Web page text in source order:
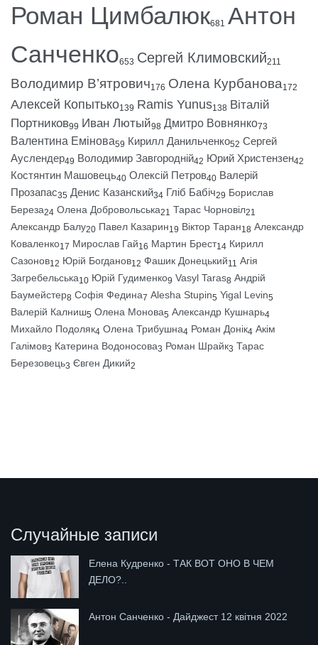
Роман Цимбалюк681 Антон
Санченко653 Сергей Климовский211
Володимир В’ятрович176 Олена Курбанова172
Алексей Копытько139 Ramis Yunus138 Віталій
Портников99 Иван Лютый98 Дмитро Вовнянко73
Валентина Емінова59 Кирилл Данильченко52 Сергей
Ауслендер49 Володимир Завгородній42 Юрий Христензен42
Костянтин Машовець40 Олексій Петров40 Валерій
Прозапас35 Денис Казанский34 Гліб Бабіч29 Борислав
Береза24 Олена Добровольська21 Тарас Чорновіл21
Александр Балу20 Павел Казарин19 Віктор Таран18 Александр
Коваленко17 Мирослав Гай16 Мартин Брест14 Кирилл
Сазонов12 Юрій Богданов12 Фашик Донецький11 Агія
Загребельська10 Юрій Гудименко9 Vasyl Taras8 Андрій
Баумейстер8 Софія Федина7 Alesha Stupin5 Yigal Levin5
Валерій Калниш5 Олена Монова5 Александр Кушнарь4
Михайло Подоляк4 Олена Трибушна4 Роман Донік4 Акім
Галімов3 Катерина Водоносова3 Роман Шрайк3 Тарас
Березовець3 Євген Дикий2
Случайные записи
Елена Кудренко - ТАК ВОТ ОНО В ЧЕМ
ДЕЛО?..
Антон Санченко - Дайджест 12 квітня 2022